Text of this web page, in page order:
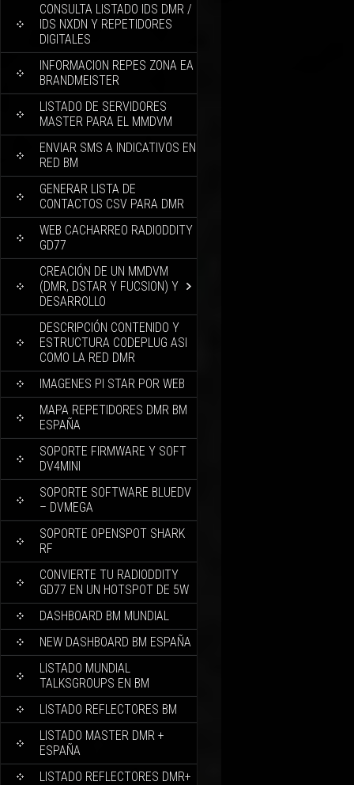
CONSULTA LISTADO IDS DMR /
IDS NXDN Y REPETIDORES
DIGITALES
INFORMACION REPES ZONA EA
BRANDMEISTER
LISTADO DE SERVIDORES
MASTER PARA EL MMDVM
ENVIAR SMS A INDICATIVOS EN
RED BM
GENERAR LISTA DE
CONTACTOS CSV PARA DMR
WEB CACHARREO RADIODDITY
GD77
CREACIÓN DE UN MMDVM
(DMR, DSTAR Y FUCSION) Y
DESARROLLO
DESCRIPCIÓN CONTENIDO Y
ESTRUCTURA CODEPLUG ASI
COMO LA RED DMR
IMAGENES PI STAR POR WEB
MAPA REPETIDORES DMR BM
ESPAÑA
SOPORTE FIRMWARE Y SOFT
DV4MINI
SOPORTE SOFTWARE BLUEDV
– DVMEGA
SOPORTE OPENSPOT SHARK
RF
CONVIERTE TU RADIODDITY
GD77 EN UN HOTSPOT DE 5W
DASHBOARD BM MUNDIAL
NEW DASHBOARD BM ESPAÑA
LISTADO MUNDIAL
TALKSGROUPS EN BM
LISTADO REFLECTORES BM
LISTADO MASTER DMR +
ESPAÑA
LISTADO REFLECTORES DMR+